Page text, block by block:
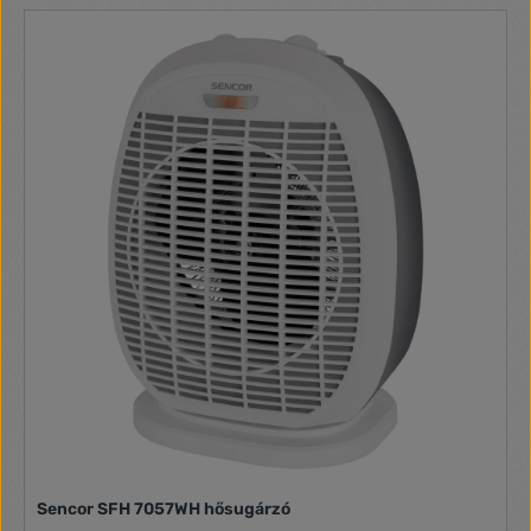
hőmérséklettől függően a készülék szabályozza a
teljesítményt, a készülék nem üzemel folyamatosan nagy
teljesítménnyel Érintős működtetés, LED kijelzővel 2
fűtésteljesítmény - 1200 / 2000 W Beállítható hőmérséklet 5
és 35 °C között ÖKO energiatakarékos üzemmód: - 22
°C-ra beállított standard hőmérséklet - 18 °C alatti
hőmérsékleten a készülék nagyobb teljesítménnyel üzemel
- 18 és 22 °C közötti hőmérsékleten a készülék
csökkentett teljesítménnyel üzemel - 22 °C-nál
magasabb hőmérséklet esetén a készülék átkapcsol
készenléti üzemmódba, a felvett teljesítmény csak 1,5 W. A
PTC fűtőelem és a készülék oszcillálása kikapcsol. 80°-os
oszcilláló mozgás 1-24 órás automatikus időkapcsoló
Távirányító Levegőszűrő Automatikus kikapcsolás a
készülék felborulása esetén Túlmelegedés elleni dupla
védelem: - NTC védelmi hőmérséklet: 60 °C - Biztonsági
hőmérséklet: 85 °C Beépített fogantyú a mozgatáshoz DC
motorral hajtott ventilátor: - Sebesség: ≥ 2,0 ± 10 %
m/s - 3 W-nál kisebb energiafogyasztás -
Sencor SFH 7057WH hősugárzó